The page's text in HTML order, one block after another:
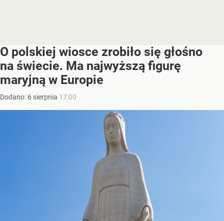
O polskiej wiosce zrobiło się głośno
na świecie. Ma najwyższą figurę
maryjną w Europie
Dodano: 6 sierpnia 17:00